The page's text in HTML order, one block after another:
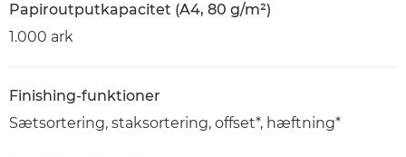
Papiroutputkapacitet (A4, 80 g/m²)
1.000 ark
Finishing-funktioner
Sætsortering, staksortering, offset*, hæftning*